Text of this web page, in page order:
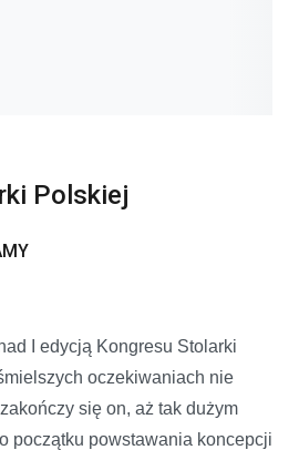
Polskiej
I edycją Kongresu Stolarki
oczekiwaniach nie
się on, aż tak dużym
początku powstawania koncepcji